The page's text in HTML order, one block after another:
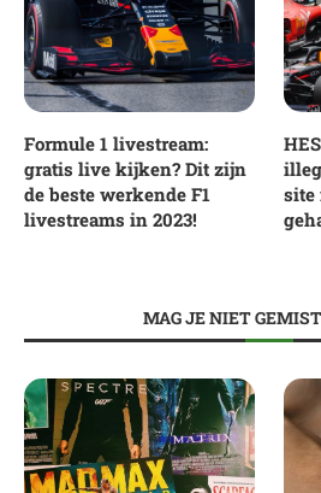
Formule 1 livestream:
gratis live kijken? Dit zijn
de beste werkende F1
livestreams in 2023!
site
MAG JE NIET